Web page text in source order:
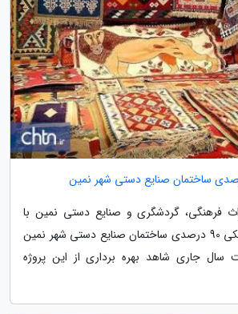
فرهنگی، گردشگری و صنایع دستی نمین با
اشاره به پیشرفت فیزیکی 90 درصدی ساختمان صنایع دستی شهر نمین
جاری شاهد بهره برداری از این پروژه